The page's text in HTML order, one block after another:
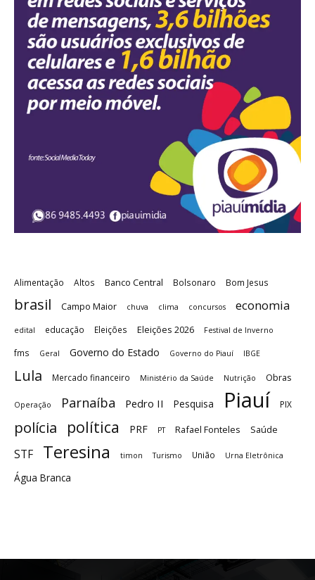
Alimentação Altos Banco Central Bolsonaro Bom Jesus
brasil Campo Maior chuva clima concursos economia
edital educação Eleições Eleições 2026 Festival de Inverno
fms Geral Governo do Estado Governo do Piauí IBGE
Lula Mercado financeiro Ministério da Saúde Nutrição Obras
Operação Parnaíba Pedro II Pesquisa Piauí PIX
polícia política PRF PT Rafael Fonteles Saúde
STF Teresina timon Turismo União Urna Eletrônica
Água Branca